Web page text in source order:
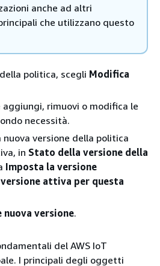
anche ad altri
che utilizzano questo
politica, scegli Modifica
aggiungi, rimuovi o modifica le
necessità.
nuova versione della politica
in Stato della versione della
Imposta la versione
attiva per questa
nuova versione.
del AWS IoT
I principali degli oggetti